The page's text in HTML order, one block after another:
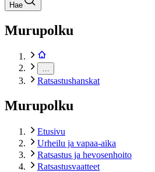
Hae
Murupolku
Ratsastushanskat
Murupolku
Etusivu
Urheilu ja vapaa-aika
Ratsastus ja hevosenhoito
Ratsastusvaatteet